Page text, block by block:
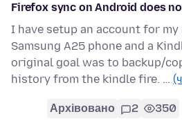
Firefox sync on Android does
I have setup an account for my
Samsung A25 phone and a
original goal was to backup/
history from the kindle fire. …
Архівовано 2 350